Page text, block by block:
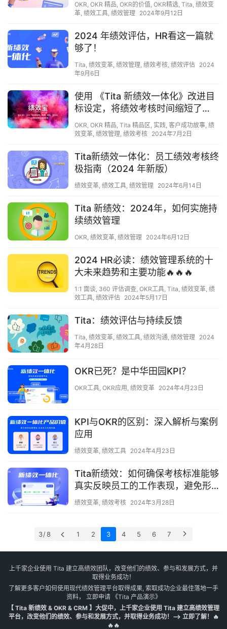
OKR, OKR 精品, OKR的价值, OKR精选, Tita, 绩效变
革, 绩效工具, 绩效管理 2024年9月12日
2024 年绩效评估，HR看这一篇就
够了！
Tita, 绩效变革, 绩效管理, 绩效考核, 绩效评估 2024
年9月6日
使用 《Tita 新绩效一体化》改进目
标设定，将绩效考核时间缩短了
79%
OKR, OKR 精品, Tita 精品区, 实践, 客户成功故事, 绩
效变革, 绩效管理, 绩效考核 2024年7月2日
Tita新绩效一体化：员工绩效考核终
极指南（2024 年新版）
绩效变革, 绩效工具, 绩效管理 2024年6月14日
Tita 新绩效：2024年，如何实施持
续绩效管理
OKR, 绩效变革, 绩效管理 2024年6月12日
2024 HR必读：绩效管理系统的十
大未来趋势和主要功能🔥🔥🔥
1:1 面谈, 360 评估调查, OKR工具, Tita, 绩效变革, 绩
效工具, 绩效评估 2024年5月17日
Tita：绩效评估与持续反馈
Tita, 绩效变革, 绩效工具, 绩效沟通, 绩效管理
2024
年4月28日
OKR已死？是中华田园KPI？
OKR工具, OKR应用 , 绩效变革 2024年4月23日
KPI与OKR的区别：深入解析与案例
应用
绩效变革, 绩效工具 2024年4月23日
Tita新绩效：如何确保考核标准能够
真实反映员工的工作表现，避免形
式主义或过于繁琐的考核流程？
绩效变革, 绩效考核 2024年3月28日
3 / 8 1 2 3 4 5 6 7
上千家企业使用 Tita 建立高绩效团队，改变他们的绩效、参与和发展方式，并
取得业务成功！
了解更多客户如何使用现代绩效管理平台取得成果, 索取成功企业最佳落地一手
资料， 立即申请《Tita 产品演示》
【 Tita 新绩效 & OKR & CRM 】大促中，上千家企业使用 Tita 建立高绩效管理
平台，改变他们的绩效、参与和发展方式，并取得业务成功！--> 立即了解！🔥
🔥🔥